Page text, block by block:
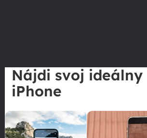
Nájdi svoj ideálny
iPhone